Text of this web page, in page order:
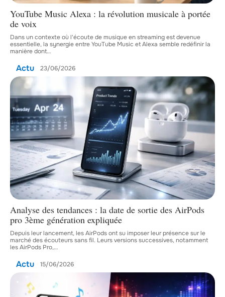
YouTube Music Alexa : la révolution musicale à portée
de voix
Dans un contexte où l'écoute de musique en streaming est devenue
essentielle, la synergie entre YouTube Music et Alexa semble redéfinir la
manière dont…
Actu 23/06/2026
Analyse des tendances : la date de sortie des AirPods
pro 3ème génération expliquée
Depuis leur lancement, les AirPods ont su imposer leur présence sur le
marché des écouteurs sans fil. Leurs versions successives, notamment
les AirPods Pro,…
Actu 15/06/2026